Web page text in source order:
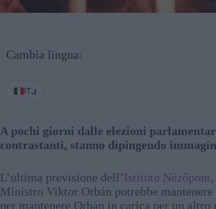
Cambia lingua:
IT
A pochi giorni dalle elezioni
contrastanti, stanno dipingendo
L’ultima previsione dell’Istituto Nézőpont
Ministro Viktor Orbán potrebbe
per mantenere Orbán in carica per un altro